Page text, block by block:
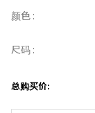
颜色 :
尺码 :
总购买价: